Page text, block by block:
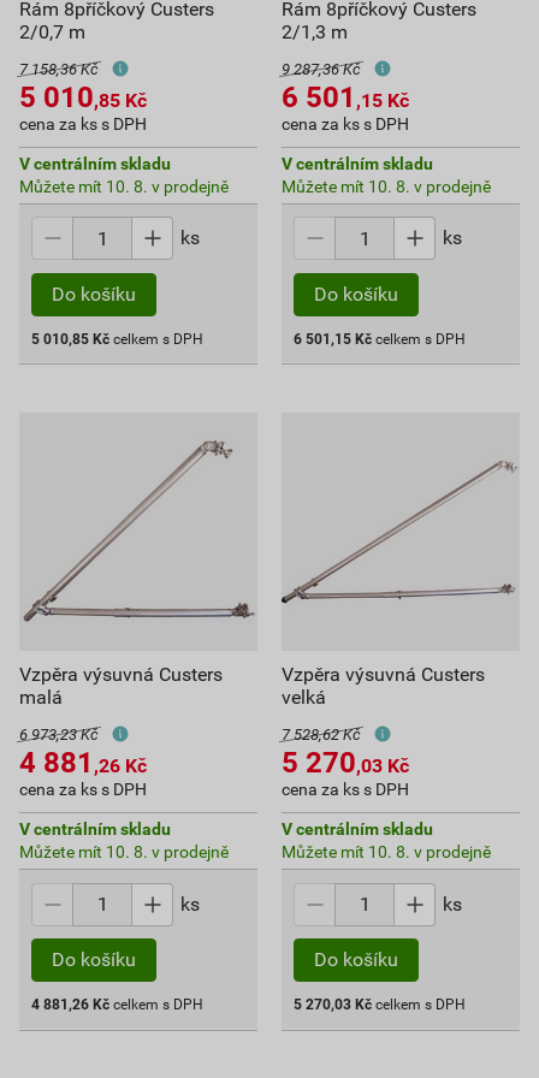
Rám 8příčkový Custers
2/0,7 m
7 158,36 Kč
5 010,85 Kč
cena za ks s DPH
V centrálním skladu
Můžete mít 10. 8. v prodejně
ks
Do košíku
5 010,85 Kč celkem s DPH
Rám 8příčkový Custers
2/1,3 m
9 287,36 Kč
6 501 ,15 Kč
cena za ks s DPH
V centrálním skladu
Můžete mít 10. 8. v prodejně
ks
Do košíku
6 501,15 Kč celkem s DPH
Vzpěra výsuvná Custers
malá
6 973,23 Kč
4 881 ,26 Kč
cena za ks s DPH
V centrálním skladu
Můžete mít 10. 8. v prodejně
ks
Do košíku
4 881,26 Kč celkem s DPH
Vzpěra výsuvná Custers
velká
7 528,62 Kč
5 270,03 Kč
cena za ks s DPH
V centrálním skladu
Můžete mít 10. 8. v prodejně
ks
Do košíku
5 270,03 Kč celkem s DPH